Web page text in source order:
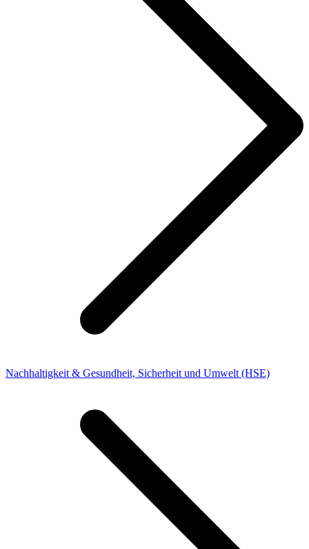
Nachhaltigkeit & Gesundheit, Sicherheit und Umwelt (HSE)